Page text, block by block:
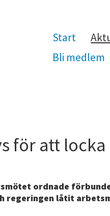
Start
Bli medlem
för att
ordnade
regeringen låtit